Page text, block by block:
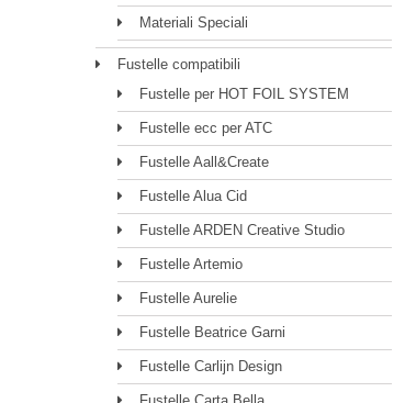
Materiali Speciali
Fustelle compatibili
Fustelle per HOT FOIL SYSTEM
Fustelle ecc per ATC
Fustelle Aall&Create
Fustelle Alua Cid
Fustelle ARDEN Creative Studio
Fustelle Artemio
Fustelle Aurelie
Fustelle Beatrice Garni
Fustelle Carlijn Design